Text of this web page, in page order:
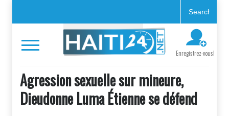
Enregistrez-vous!
Agression sexuelle sur mineure,
Dieudonne Luma Étienne se défend